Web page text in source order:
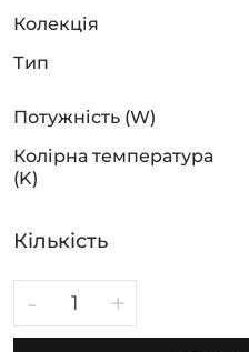
Колекція
Тип
Потужність (W)
Колірна температура
(K)
Кількість
- +